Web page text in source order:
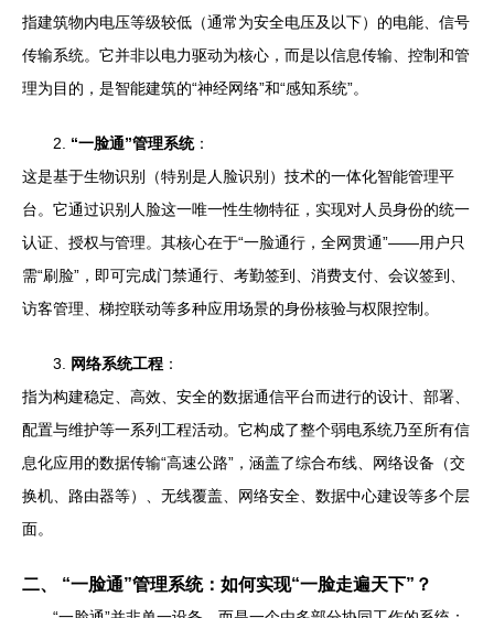
指建筑物内电压等级较低（通常为安全电压及以下）的电能、信号
传输系统。它并非以电力驱动为核心，而是以信息传输、控制和管
理为目的，是智能建筑的“神经网络”和“感知系统”。
2. “一脸通”管理系统：
这是基于生物识别（特别是人脸识别）技术的一体化智能管理平
台。它通过识别人脸这一唯一性生物特征，实现对人员身份的统一
认证、授权与管理。其核心在于“一脸通行，全网贯通”——用户只
需“刷脸”，即可完成门禁通行、考勤签到、消费支付、会议签到、
访客管理、梯控联动等多种应用场景的身份核验与权限控制。
3. 网络系统工程 ：
指为构建稳定、高效、安全的数据通信平台而进行的设计、部署、
配置与维护等一系列工程活动。它构成了整个弱电系统乃至所有信
息化应用的数据传输“高速公路”，涵盖了综合布线、网络设备（交
换机、路由器等）、无线覆盖、网络安全、数据中心建设等多个层
面。
二、 “一脸通”管理系统：如何实现“一脸走遍天下”？